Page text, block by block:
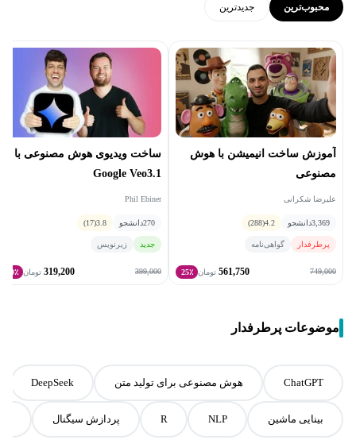
محبوب‌ترین جدید‌ترین
آموزش ساخت انیمیشن با هوش
مصنوعی
علیرضا شکرانی
3,369دانشجو 4.2
(288)
پرطرفدار گواهی‌نامه
749,000
561,750 تومان 25٪
ساخت ویدیوی هوش مصنوعی با
Google Veo3.1
Phil Ebiner
270دانشجو 3.8
(17)
جدید زیرنویس
399,000
319,200 تومان 20٪
موضوعات پرطرفدار
ChatGPT هوش مصنوعی برای تولید متن DeepSeek
بینایی ماشین NLP
R پردازش سیگنال